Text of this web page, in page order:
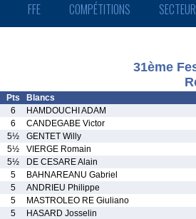
FFE COMPÉTITIONS
31ème
Pts
Blancs
6
HAMDOUCHI ADAM
6
CANDEGABE Victor
5½
GENTET Willy
5½
VIERGE Romain
5½
DE CESARE Alain
5
BAHNAREANU Gabriel
5
ANDRIEU Philippe
5
MASTROLEO RE Giuliano
5
HASARD Josselin